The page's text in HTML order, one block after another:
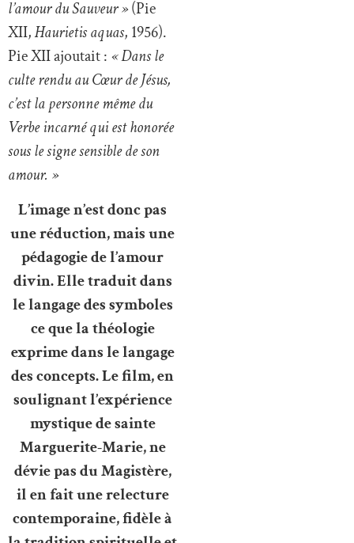
l’amour du Sauveur »(Pie
XII,Haurietis aquas, 1956).
Pie XII ajoutait : « Dans le
culte rendu au Cœur de Jésus,
c’est la personne même du
Verbe incarné qui est honorée
sous le signe sensible de son
amour. »
L’image n’est donc pas
une réduction, mais une
pédagogie de l’amour
divin. Elle traduit dans
le langage des symboles
ce que la théologie
exprime dans le langage
des concepts. Le film, en
soulignant l’expérience
mystique de sainte
Marguerite-Marie, ne
dévie pas du Magistère,
il en fait une relecture
contemporaine, fidèle à